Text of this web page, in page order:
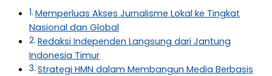
Memperluas Akses Jurnalisme Lokal ke Tingkat
Nasional dan Global
Redaksi Independen Langsung dari Jantung
Indonesia Timur
Strategi HMN dalam Membangun Media Berbasis